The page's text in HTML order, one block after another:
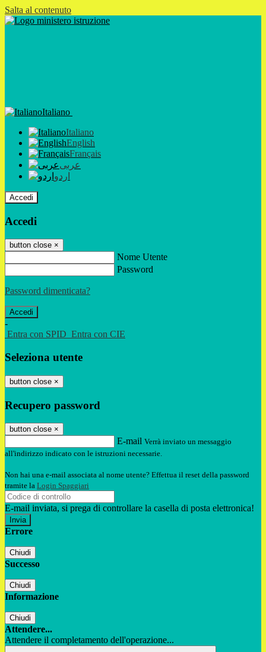
Salta al contenuto
Italiano
Italiano
English
Français
عربى
اردو
Accedi
Accedi
button close ×
Nome Utente
Password
Password dimenticata?
-
Entra con SPID Entra con CIE
Seleziona utente
button close ×
Recupero password
button close ×
E-mail Verrà inviato un messaggio
all'indirizzo indicato con le istruzioni necessarie.
Non hai una e-mail associata al nome utente? Effettua il reset della password
tramite la Login Spaggiari
E-mail inviata, si prega di controllare la casella di posta elettronica!
Errore
Chiudi
Successo
Chiudi
Informazione
Chiudi
Attendere...
Attendere il completamento dell'operazione...